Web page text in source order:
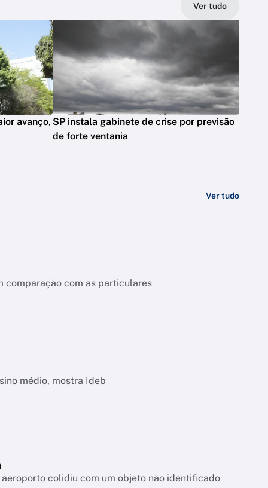
Ver tudo
avanço, SP instala gabinete de crise por previsão
de forte ventania
Ver tudo
comparação com as particulares
médio, mostra Ideb
colidiu com um objeto não identificado